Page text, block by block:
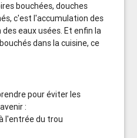
bouchées, douches
c'est l'accumulation des
eaux usées. Et enfin la
dans la cuisine, ce
pour éviter les
:
l'entrée du trou